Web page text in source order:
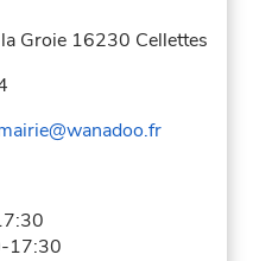
Groie 16230 Cellettes
17:30